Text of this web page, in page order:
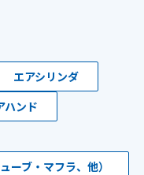
エアシリンダ
ハンド
ーブ・マフラ、他）